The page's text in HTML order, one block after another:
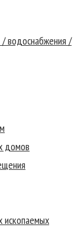
/ водоснабжения /
домов
ископаемых